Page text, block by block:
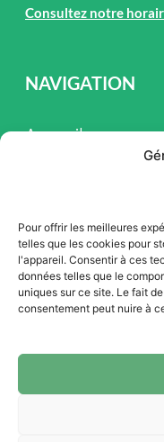
Pour offrir les meilleures
telles que les cookies pour
l'appareil. Consentir à ces
données telles que le
uniques sur ce site. Le fait
consentement peut nuire à
Consultez notre
NAVIGATION
Accueil
Promotion
Blogue
Nous contacter